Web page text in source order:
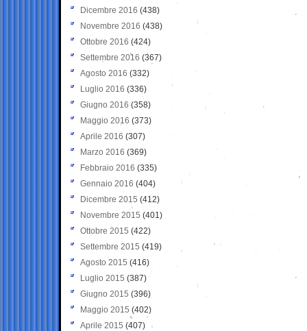
Dicembre 2016 (438)
Novembre 2016 (438)
Ottobre 2016 (424)
Settembre 2016 (367)
Agosto 2016 (332)
Luglio 2016 (336)
Giugno 2016 (358)
Maggio 2016 (373)
Aprile 2016 (307)
Marzo 2016 (369)
Febbraio 2016 (335)
Gennaio 2016 (404)
Dicembre 2015 (412)
Novembre 2015 (401)
Ottobre 2015 (422)
Settembre 2015 (419)
Agosto 2015 (416)
Luglio 2015 (387)
Giugno 2015 (396)
Maggio 2015 (402)
Aprile 2015 (407)